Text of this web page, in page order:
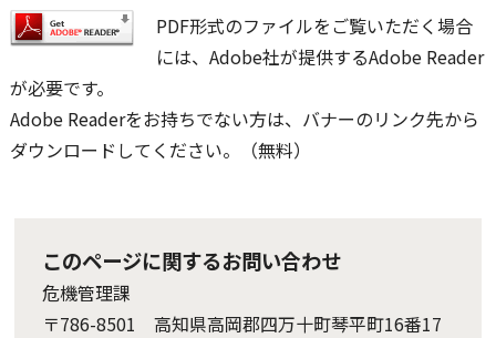
PDF形式のファイルをご覧いただく場合
には、Adobe社が提供するAdobe Reader
が必要です。
Adobe Readerをお持ちでない方は、バナーのリンク先から
ダウンロードしてください。（無料）
このページに関するお問い合わせ
危機管理課
〒786-8501 高知県高岡郡四万十町琴平町16番17